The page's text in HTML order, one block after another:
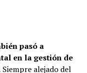
pasó a
en la gestión de
Siempre alejado del